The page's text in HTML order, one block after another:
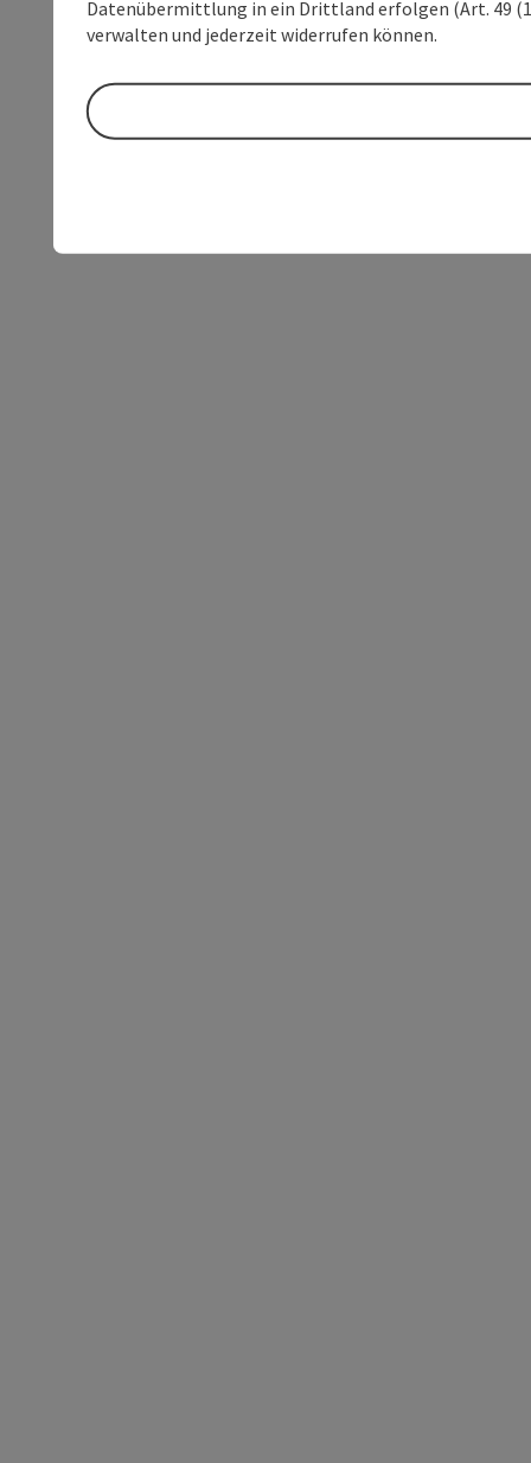
Datenübermittlung in ein Drittland erfolgen (Art. 49
verwalten und jederzeit widerrufen können.